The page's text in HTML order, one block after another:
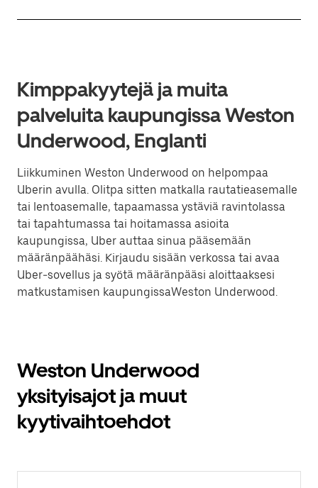
Kimppakyytejä ja muita
palveluita kaupungissa Weston
Underwood, Englanti
Liikkuminen Weston Underwood on helpompaa
Uberin avulla. Olitpa sitten matkalla rautatieasemalle
tai lentoasemalle, tapaamassa ystäviä ravintolassa
tai tapahtumassa tai hoitamassa asioita
kaupungissa, Uber auttaa sinua pääsemään
määränpäähäsi. Kirjaudu sisään verkossa tai avaa
Uber-sovellus ja syötä määränpääsi aloittaaksesi
matkustamisen kaupungissaWeston Underwood.
Weston Underwood
yksityisajot ja muut
kyytivaihtoehdot